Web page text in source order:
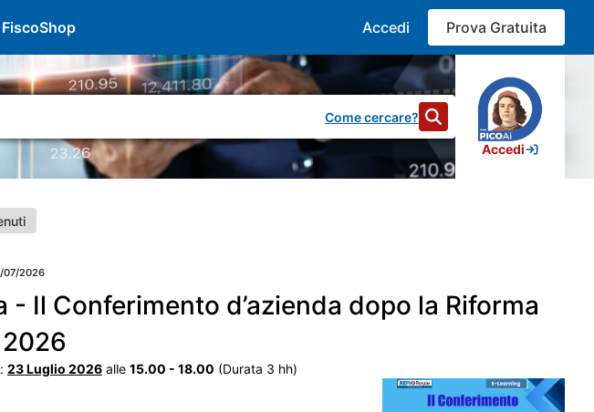
Shop Accedi Prova Gratuita
Come cercare?
Accedi
07/2026
- Il Conferimento d’azienda dopo la Riforma
23 Luglio 2026 alle 15.00 - 18.00 (Durata 3 hh)
la consultazione della documentazione e supportare il lavoro dei professionisti. In
documenti, analizzare contratti e bilanci, effettuare ricerche rapide e salvare i contenuti di
di Patti (ME) per il riconoscimento di n. 2 crediti formativi. La partecipazione è